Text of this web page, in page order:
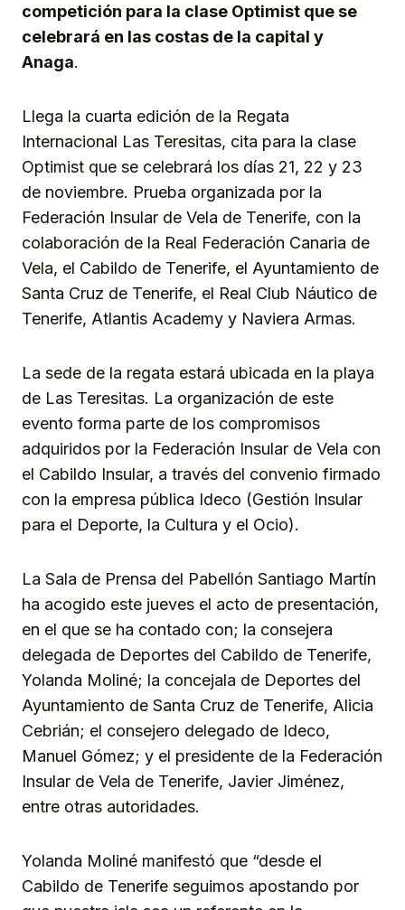
competición para la clase Optimist que se
celebrará en las costas de la capital y
Anaga.
Llega la cuarta edición de la Regata
Internacional Las Teresitas, cita para la clase
Optimist que se celebrará los días 21, 22 y 23
de noviembre. Prueba organizada por la
Federación Insular de Vela de Tenerife, con la
colaboración de la Real Federación Canaria de
Vela, el Cabildo de Tenerife, el Ayuntamiento de
Santa Cruz de Tenerife, el Real Club Náutico de
Tenerife, Atlantis Academy y Naviera Armas.
La sede de la regata estará ubicada en la playa
de Las Teresitas. La organización de este
evento forma parte de los compromisos
adquiridos por la Federación Insular de Vela con
el Cabildo Insular, a través del convenio firmado
con la empresa pública Ideco (Gestión Insular
para el Deporte, la Cultura y el Ocio).
La Sala de Prensa del Pabellón Santiago Martín
ha acogido este jueves el acto de presentación,
en el que se ha contado con; la consejera
delegada de Deportes del Cabildo de Tenerife,
Yolanda Moliné; la concejala de Deportes del
Ayuntamiento de Santa Cruz de Tenerife, Alicia
Cebrián; el consejero delegado de Ideco,
Manuel Gómez; y el presidente de la Federación
Insular de Vela de Tenerife, Javier Jiménez,
entre otras autoridades.
Yolanda Moliné manifestó que “desde el
Cabildo de Tenerife seguimos apostando por